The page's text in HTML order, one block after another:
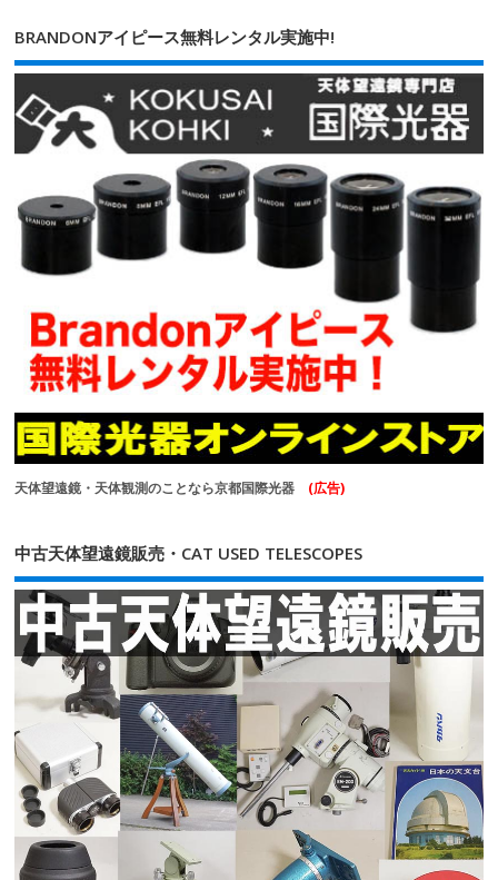
BRANDONアイピース無料レンタル実施中!
天体望遠鏡・天体観測のことなら京都国際光器 (広告)
中古天体望遠鏡販売・CAT USED TELESCOPES